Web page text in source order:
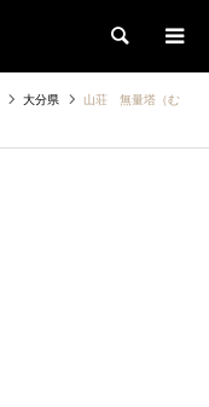
検索
大分県
山荘 無量塔（む